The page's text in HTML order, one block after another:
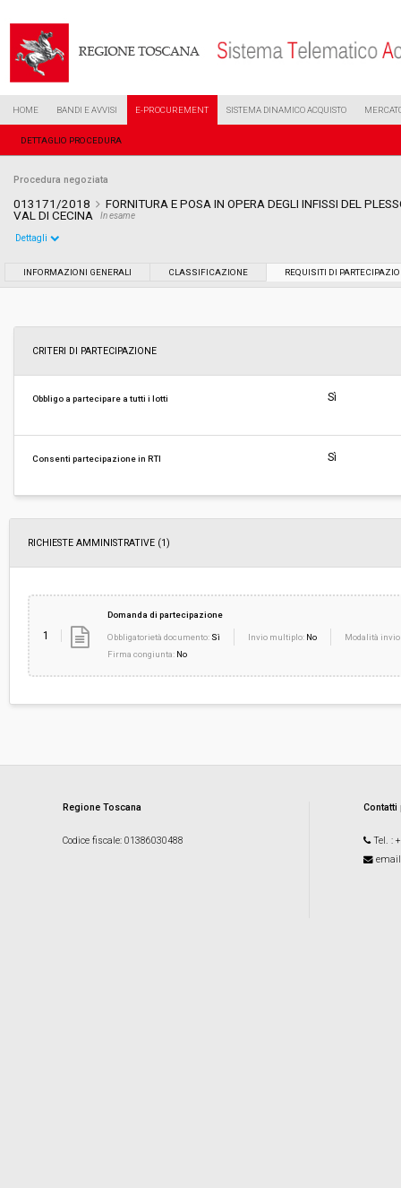
HOME BANDI E AVVISI E-PROCUREMENT SISTEMA DINAMICO ACQUISTO
DETTAGLIO PROCEDURA
Procedura negoziata
013171/2018
FORNITURA E POSA IN OPERA DEGLI INFISSI DEL
VAL DI CECINA
In esame
Data pubblicazione:
Svolgimento:
Dettagli
INFORMAZIONI GENERALI CLASSIFICAZIONE REQUISITI DI
CRITERI DI PARTECIPAZIONE
Obbligo a partecipare a tutti i lotti Sì
Consenti partecipazione in RTI Sì
RICHIESTE AMMINISTRATIVE (1)
1
Domanda di partecipazione
Obbligatorietà documento: Sì Invio multiplo: No
Modalità
Firma congiunta: No
Regione Toscana
Codice fiscale: 01386030488 Tel. :
email